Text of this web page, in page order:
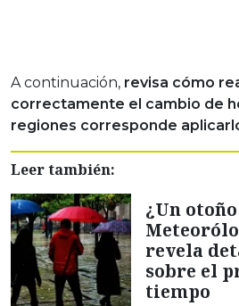
A continuación, revisa cómo
correctamente el cambio de
regiones corresponde
Leer también:
¿Un
revela
sobre el
tiempo